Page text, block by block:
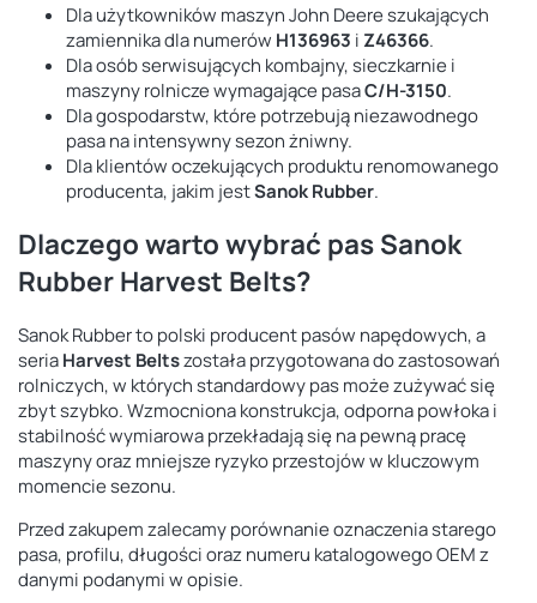
Dla użytkowników maszyn John Deere szukających
zamiennika dla numerów H136963 iZ46366.
Dla osób serwisujących kombajny, sieczkarnie i
maszyny rolnicze wymagające pasaC/H-3150.
Dla gospodarstw, które potrzebują niezawodnego
pasa na intensywny sezon żniwny.
Dla klientów oczekujących produktu renomowanego
producenta, jakim jestSanok Rubber.
Dlaczego warto wybrać pas Sanok
Rubber Harvest Belts?
Sanok Rubber to polski producent pasów napędowych, a
seriaHarvest Beltszostała przygotowana do zastosowań
rolniczych, w których standardowy pas może zużywać się
zbyt szybko. Wzmocniona konstrukcja, odporna powłoka i
stabilność wymiarowa przekładają się na pewną pracę
maszyny oraz mniejsze ryzyko przestojów w kluczowym
momencie sezonu.
Przed zakupem zalecamy porównanie oznaczenia starego
pasa, profilu, długości oraz numeru katalogowego OEM z
danymi podanymi w opisie.